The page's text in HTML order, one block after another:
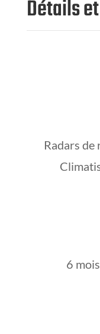
Détails
Radars de
6